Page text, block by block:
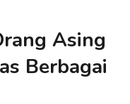
Asing
Berbagai